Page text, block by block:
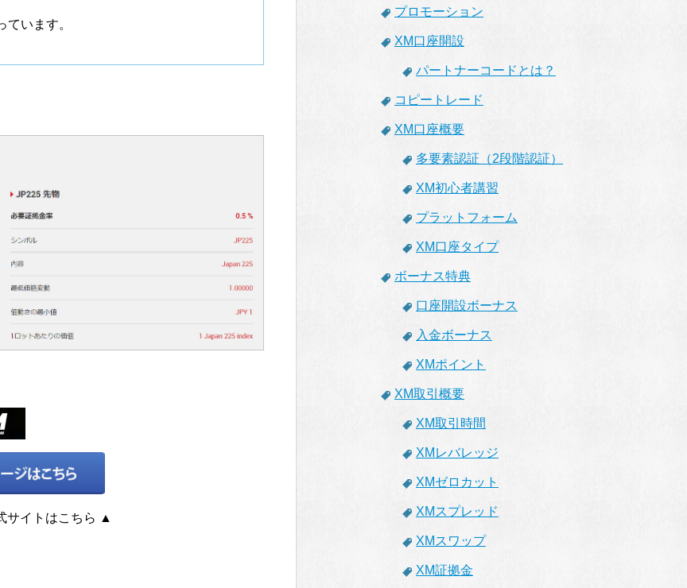
います。
サイトはこちら ▲
プロモーション
XM口座開設
パートナーコードとは？
コピートレード
XM口座概要
多要素認証（2段階認証）
XM初心者講習
プラットフォーム
XM口座タイプ
ボーナス特典
口座開設ボーナス
入金ボーナス
XMポイント
XM取引概要
XM取引時間
XMレバレッジ
XMゼロカット
XMスプレッド
XMスワップ
XM証拠金